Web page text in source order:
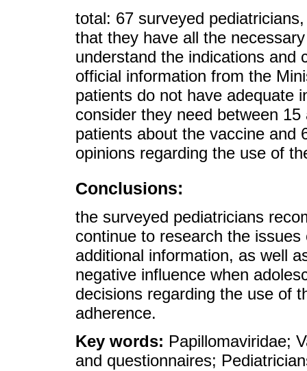
total: 67 surveyed
that they have all the
understand the indications and
official information from the
patients do not have adequate
consider they need between
patients about the vaccine and
opinions regarding the use of
Conclusions:
the surveyed pediatricians
continue to research the
additional information, as well
negative influence when
decisions regarding the use of
adherence.
Key words: Papillomaviridae;
and questionnaires;